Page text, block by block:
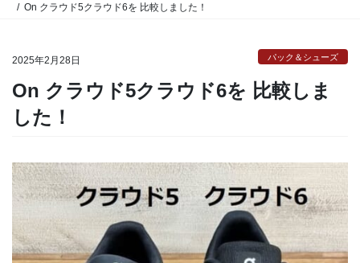
On クラウド5クラウド6を 比較しました！
2025年2月28日 パック＆シューズ
On クラウド5クラウド6を 比較しま
した！